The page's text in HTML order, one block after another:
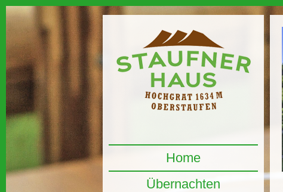
Home
Übernachten